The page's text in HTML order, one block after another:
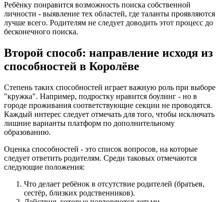
Ребёнку понравится возможность поиска собственной
личности - выявление тех областей, где таланты проявляются
лучше всего. Родителям не следует доводить этот процесс до
бесконечного поиска.
Второй способ: направление исходя из
способностей в Королёве
Степень таких способностей играет важную роль при выборе
"кружка". Например, подростку нравится боулинг - но в
городе проживания соответствующие секции не проводятся.
Каждый интерес следует отмечать для того, чтобы исключать
лишние варианты платформ по дополнительному
образованию.
Оценка способностей - это список вопросов, на которые
следует ответить родителям. Среди таковых отмечаются
следующие положения:
Что делает ребёнок в отсутствие родителей (братьев,
сестёр, близких родственников).